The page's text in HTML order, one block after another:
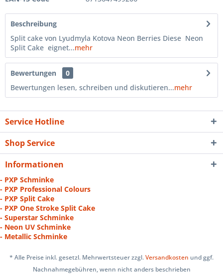
Beschreibung
Split cake von Lyudmyla Kotova Neon Berries Diese Neon
Split Cake eignet...mehr
Bewertungen
0
Bewertungen lesen, schreiben und diskutieren...mehr
Service Hotline
Shop Service
Informationen
- PXP Schminke
- PXP Professional Colours
- PXP Split Cake
- PXP One Stroke Split Cake
- Superstar Schminke
- Neon UV Schminke
- Metallic Schminke
* Alle Preise inkl. gesetzl. Mehrwertsteuer zzgl.Versandkosten und ggf.
Nachnahmegebühren, wenn nicht anders beschrieben